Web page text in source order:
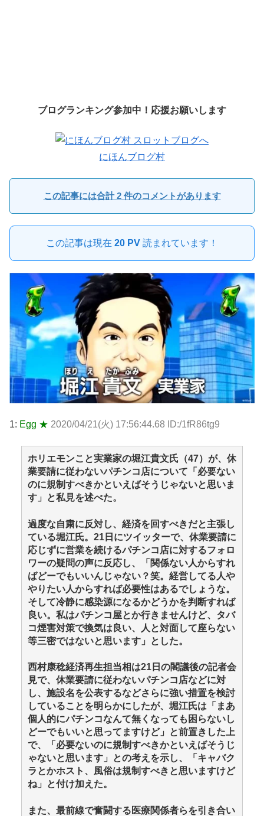
ブログランキング参加中！応援お願いします
にほんブログ村
この記事には合計 2 件のコメントがあります
この記事は現在 20 PV 読まれています！
1: Egg ★ 2020/04/21(火) 17:56:44.68 ID:/1fR86tg9
ホリエモンこと実業家の堀江貴文氏（47）が、休
業要請に従わないパチンコ店について「必要ない
のに規制すべきかといえばそうじゃないと思いま
す」と私見を述べた。
過度な自粛に反対し、経済を回すべきだと主張し
ている堀江氏。21日にツイッターで、休業要請に
応じずに営業を続けるパチンコ店に対するフォロ
ワーの疑問の声に反応し、「関係ない人からすれ
ばどーでもいいんじゃない？笑。経営してる人や
やりたい人からすれば必要性はあるでしょうな。
そして冷静に感染源になるかどうかを判断すれば
良い。私はパチンコ屋とか行きませんけど、タバ
コ煙害対策で換気は良い、人と対面して座らない
等三密ではないと思います」とした。
西村康稔経済再生担当相は21日の閣議後の記者会
見で、休業要請に従わないパチンコ店などに対
し、施設名を公表するなどさらに強い措置を検討
していることを明らかにしたが、堀江氏は「まあ
個人的にパチンコなんて無くなっても困らないし
どーでもいいと思ってますけど」と前置きした上
で、「必要ないのに規制すべきかといえばそうじ
ゃないと思います」との考えを示し、「キャバク
ラとかホスト、風俗は規制すべきと思いますけど
ね」と付け加えた。
また、最前線で奮闘する医療関係者らを引き合い